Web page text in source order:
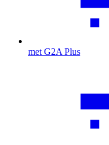
met G2A Plus